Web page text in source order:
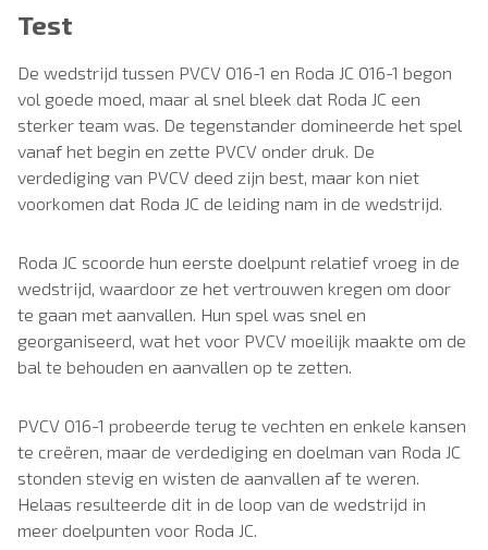
Test
De wedstrijd tussen PVCV O16-1 en Roda JC O16-1 begon
vol goede moed, maar al snel bleek dat Roda JC een
sterker team was. De tegenstander domineerde het spel
vanaf het begin en zette PVCV onder druk. De
verdediging van PVCV deed zijn best, maar kon niet
voorkomen dat Roda JC de leiding nam in de wedstrijd.
Roda JC scoorde hun eerste doelpunt relatief vroeg in de
wedstrijd, waardoor ze het vertrouwen kregen om door
te gaan met aanvallen. Hun spel was snel en
georganiseerd, wat het voor PVCV moeilijk maakte om de
bal te behouden en aanvallen op te zetten.
PVCV O16-1 probeerde terug te vechten en enkele kansen
te creëren, maar de verdediging en doelman van Roda JC
stonden stevig en wisten de aanvallen af te weren.
Helaas resulteerde dit in de loop van de wedstrijd in
meer doelpunten voor Roda JC.